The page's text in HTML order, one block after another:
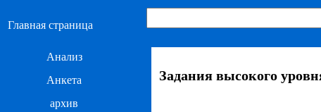
Главная страница
Анализ
Анкета
архив
Задания высокого